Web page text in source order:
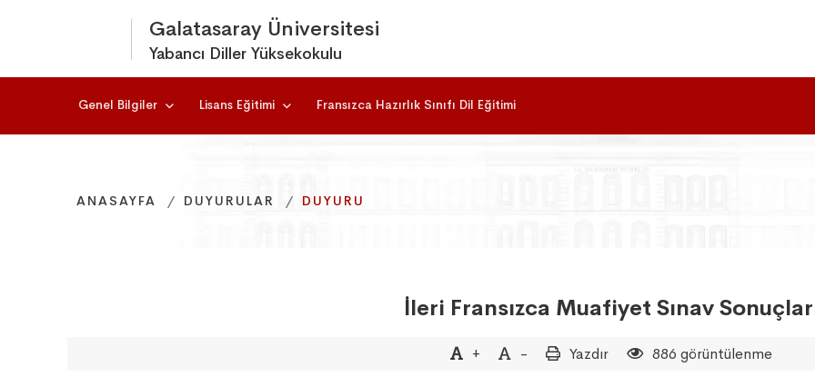
Galatasaray Üniversitesi
Yabancı Diller Yüksekokulu
Genel Bilgiler Lisans Eğitimi Fransızca Hazırlık Sınıfı Dil Eğitimi
ANASAYFA DUYURULAR DUYURU
ANASAYFA DUYURULAR DUYURU
ANASAYFA DUYURULAR DUYURU
İleri Fransızca Muafiyet Sınav
+ - Yazdır 886 görüntülenme